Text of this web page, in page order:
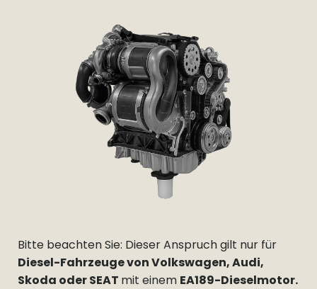
Bitte beachten Sie: Dieser Anspruch gilt nur für
Diesel-Fahrzeuge von Volkswagen, Audi,
Skoda oder SEAT mit einem EA189-Dieselmotor.